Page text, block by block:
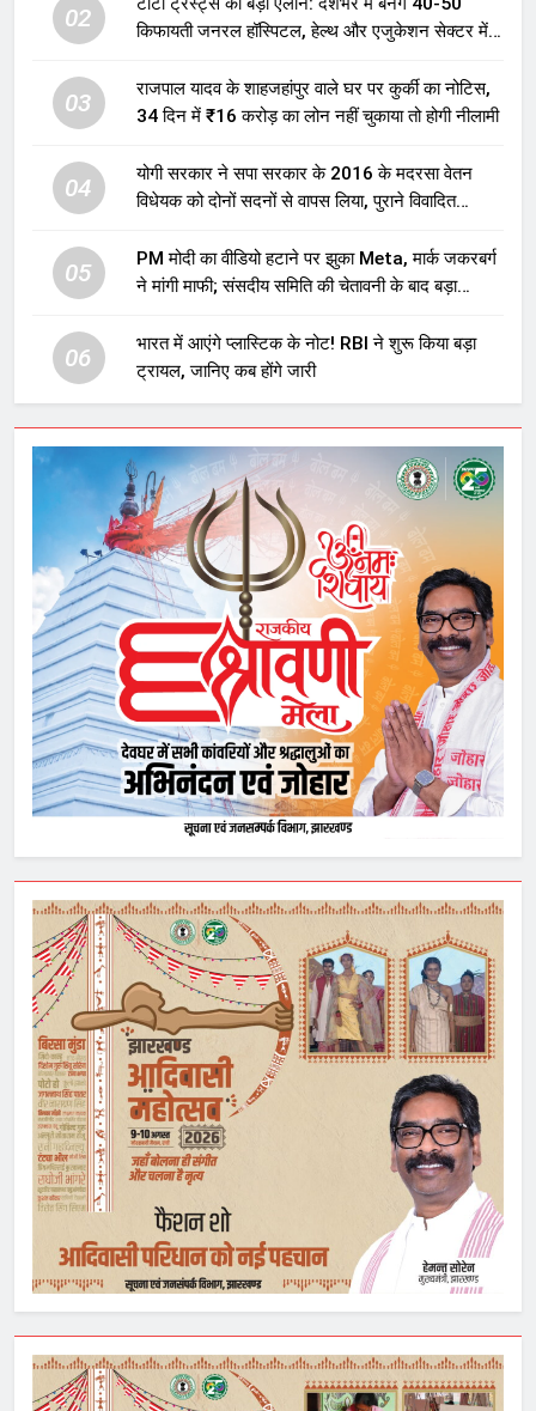
02
किफायती जनरल हॉस्पिटल, हेल्थ और एजुकेशन सेक्टर में
03
राजपाल यादव के शाहजहांपुर वाले घर पर कुर्की का नोटिस,
34 दिन में ₹16 करोड़ का लोन नहीं चुकाया तो होगी नीलामी
04
योगी सरकार ने सपा सरकार के 2016 के मदरसा वेतन
विधेयक को दोनों सदनों से वापस लिया, पुराने विवादित
05
PM मोदी का वीडियो हटाने पर झुका Meta, मार्क जकरबर्ग
ने मांगी माफी; संसदीय समिति की चेतावनी के बाद बड़ा
06
भारत में आएंगे प्लास्टिक के नोट! RBI ने शुरू किया बड़ा
ट्रायल, जानिए कब होंगे जारी